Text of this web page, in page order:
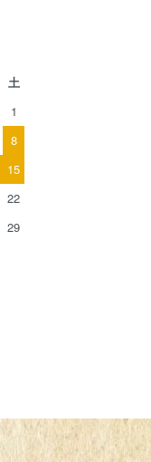
土
1
8
15
22
29